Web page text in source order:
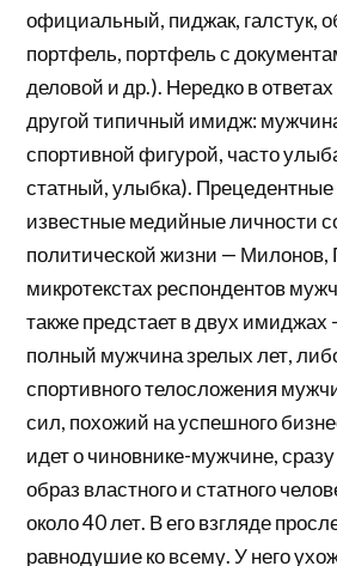
официальный, пиджак, галстук,
портфель, портфель с
деловой и др.). Нередко в
другой типичный имидж:
спортивной фигурой, часто
статный, улыбка).
известные медийные личности
политической жизни — Милонов,
микротекстах респондентов
также предстает в двух
полный мужчина зрелых лет,
спортивного телосложения
сил, похожий на успешного
идет о чиновнике-мужчине,
образ властного и статного
около 40 лет. В его взгляде
равнодушие ко всему. У него